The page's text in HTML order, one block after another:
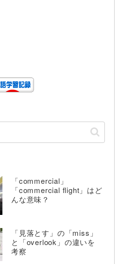
「commercial」
「commercial flight」はど
んな意味？
「見落とす」の「miss」
と「overlook」の違いを
考察